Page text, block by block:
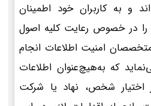
و به کاربران خود اطمینان
را در خصوص رعایت کلیه اصول
امنیت اطلاعات انجام
که به‌هیچ‌عنوان اطلاعات
شخص، نهاد یا شرکت